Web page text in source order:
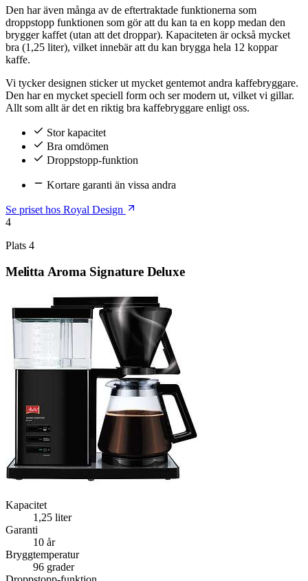
Den har även många av de eftertraktade funktionerna som
droppstopp funktionen som gör att du kan ta en kopp medan den
brygger kaffet (utan att det droppar). Kapaciteten är också mycket
bra (1,25 liter), vilket innebär att du kan brygga hela 12 koppar
kaffe.
Vi tycker designen sticker ut mycket gentemot andra kaffebryggare.
Den har en mycket speciell form och ser modern ut, vilket vi gillar.
Allt som allt är det en riktig bra kaffebryggare enligt oss.
Stor kapacitet
Bra omdömen
Droppstopp-funktion
Kortare garanti än vissa andra
Se priset hos Royal Design
4
Plats 4
Melitta Aroma Signature Deluxe
Kapacitet
1,25 liter
Garanti
10 år
Bryggtemperatur
96 grader